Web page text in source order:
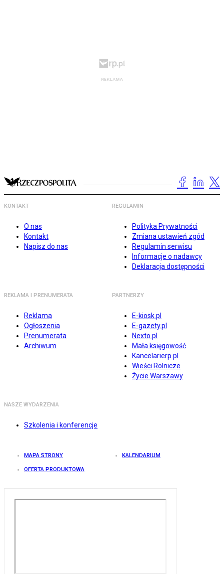
KONTAKT
O nas
Kontakt
Napisz do nas
REGULAMIN
Polityka Prywatności
Zmiana ustawień zgód
Regulamin serwisu
Informacje o nadawcy
Deklaracja dostępności
REKLAMA I PRENUMERATA
Reklama
Ogłoszenia
Prenumerata
Archiwum
PARTNERZY
E-kiosk.pl
E-gazety.pl
Nexto.pl
Mała księgowość
Kancelarierp.pl
Wieści Rolnicze
Życie Warszawy
NASZE WYDARZENIA
Szkolenia i konferencje
MAPA STRONY KALENDARIUM
OFERTA PRODUKTOWA